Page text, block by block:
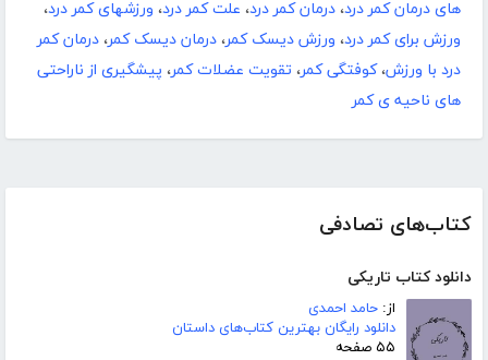
کتاب‌های تصادفی
دانلود کتاب تاریکی
از: حامد احمدی
دانلود رایگان بهترین کتاب‌های داستان
۵۵ صفحه
های درمان کمر درد، درمان کمر درد، علت کمر درد، ورزشهای کمر درد،
ورزش برای کمر درد، ورزش دیسک کمر، درمان دیسک کمر، درمان کمر
درد با ورزش،کوفتگی کمر، تقویت عضلات کمر، پیشگیری از ناراحتی
های ناحیه ی کمر